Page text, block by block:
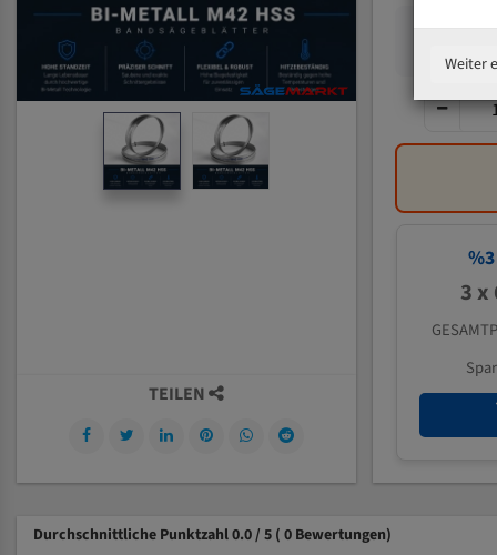
%3
3 x
TEILEN
Durchschnittliche Punktzahl 0.0 / 5 ( 0 Bewertungen)
Weiter